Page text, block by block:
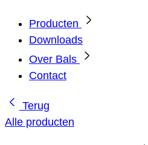
Producten
Downloads
Over Bals
Contact
Terug
Alle producten